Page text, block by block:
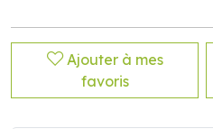
Ajouter à mes
favoris